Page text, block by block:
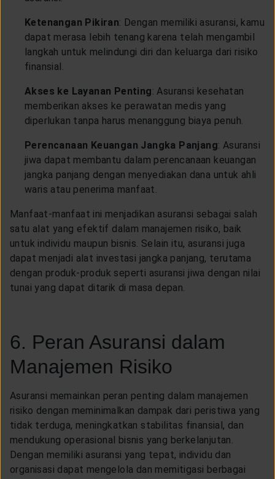
Ketenangan Pikiran: Dengan memiliki asuransi, kamu
dapat merasa lebih tenang karena telah mengambil
langkah untuk melindungi diri dan keluarga dari risiko
finansial.
Akses ke Layanan Penting: Asuransi kesehatan
memberikan akses ke perawatan medis yang
diperlukan tanpa harus menanggung biaya penuh.
Perencanaan Keuangan Jangka Panjang: Asuransi
jiwa dapat membantu dalam perencanaan keuangan
jangka panjang dengan menyediakan dana untuk ahli
waris atau penerima manfaat.
Manfaat-manfaat ini menjadikan asuransi sebagai salah
satu alat yang efektif dalam manajemen risiko, baik
untuk individu maupun bisnis. Selain itu, asuransi juga
dapat menjadi alat investasi jangka panjang, terutama
dengan produk-produk seperti asuransi jiwa dengan nilai
tunai yang dapat ditarik di masa depan.
6. Peran Asuransi dalam
Manajemen Risiko
Asuransi memainkan peran penting dalam manajemen
risiko dengan meminimalkan dampak dari peristiwa yang
tidak terduga, meningkatkan stabilitas finansial, dan
mendukung operasional bisnis yang berkelanjutan.
Dengan memiliki asuransi yang tepat, individu dan
organisasi dapat mengelola dan memitigasi berbagai